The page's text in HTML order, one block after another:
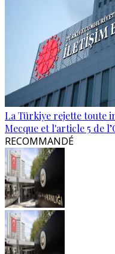
La Türkiye rejette toute
Mecque et l'article 5 de
RECOMMANDÉ